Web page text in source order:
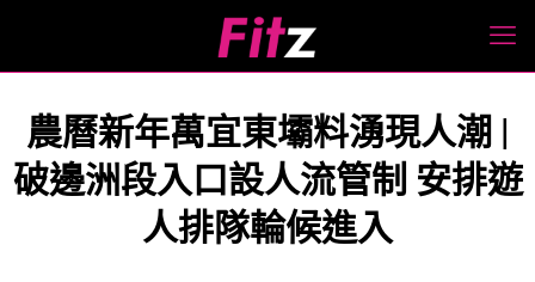
農曆新年萬宜東壩料湧現人潮 |
破邊洲段入口設人流管制 安排遊
人排隊輪候進入